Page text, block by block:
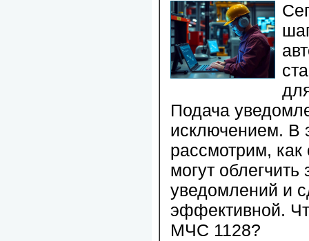
Подача
исключением. В
рассмотрим,
могут облегчить
уведомлений и
эффективной.
МЧС 1128?